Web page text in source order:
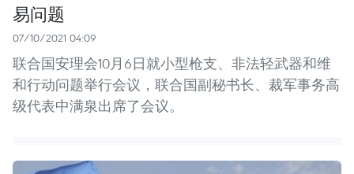
易问题
07/10/2021 04:09
联合国安理会10月6日就小型枪支、非法轻武器和维
和行动问题举行会议，联合国副秘书长、裁军事务高
级代表中满泉出席了会议。